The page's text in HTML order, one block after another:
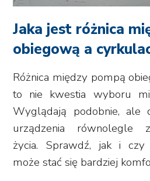
Jaka jest różnica
obiegową a
Różnica między pompą
to nie kwestia wyboru
Wyglądają podobnie, ale
urządzenia równolegle
życia. Sprawdź, jak i czy
może stać się bardziej